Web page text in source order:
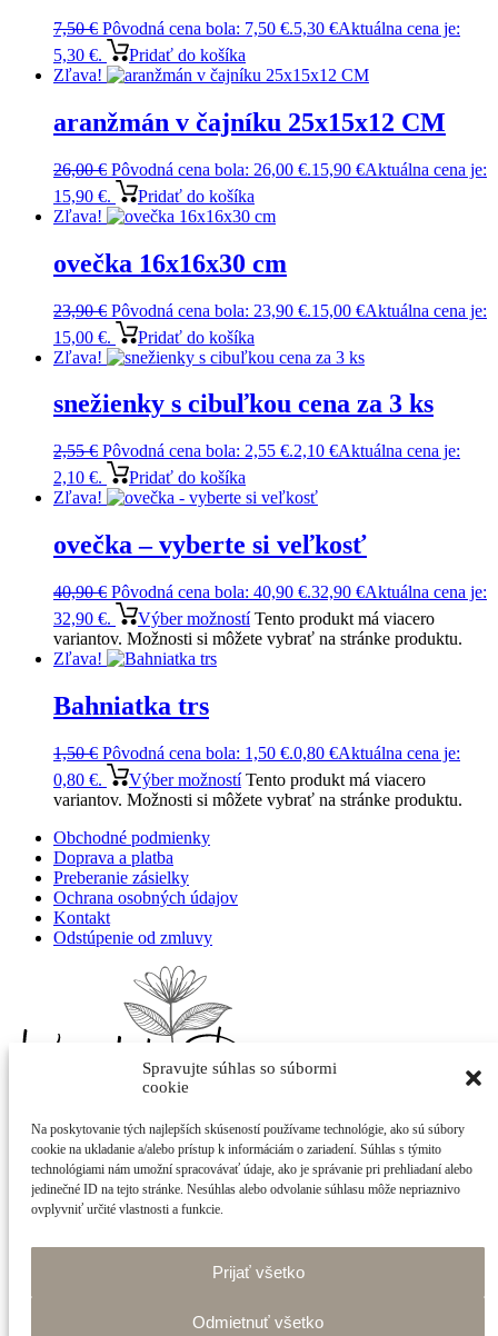
Spravujte súhlas so súbormi
cookie
Na poskytovanie tých najlepších skúseností používame technológie, ako sú súbory
cookie na ukladanie a/alebo prístup k informáciám o zariadení. Súhlas s týmito
technológiami nám umožní spracovávať údaje, ako je správanie pri prehliadaní alebo
jedinečné ID na tejto stránke. Nesúhlas alebo odvolanie súhlasu môže nepriaznivo
ovplyvniť určité vlastnosti a funkcie.
Prijať všetko
Odmietnuť všetko
7,50€ Pôvodná cena bola: 7,50 €.5,30 €Aktuálna cena je:
5,30 €.
Pridať do košíka
Zľava!
aranžmán v čajníku 25x15x12 CM
26,00€ Pôvodná cena bola: 26,00 €.15,90 €Aktuálna cena je:
15,90 €.
Pridať do košíka
Zľava!
ovečka 16x16x30 cm
23,90€ Pôvodná cena bola: 23,90 €.15,00 €Aktuálna cena je:
15,00 €.
Pridať do košíka
Zľava!
snežienky s cibuľkou cena za 3 ks
2,55€ Pôvodná cena bola: 2,55 €.2,10 €Aktuálna cena je:
2,10 €.
Pridať do košíka
Zľava!
ovečka – vyberte si veľkosť
40,90€ Pôvodná cena bola: 40,90 €.32,90 €Aktuálna cena je:
32,90 €.
Výber možností Tento produkt má viacero
variantov. Možnosti si môžete vybrať na stránke produktu.
Zľava!
Bahniatka trs
1,50€ Pôvodná cena bola: 1,50 €.0,80 €Aktuálna cena je:
0,80 €.
Výber možností Tento produkt má viacero
variantov. Možnosti si môžete vybrať na stránke produktu.
Obchodné podmienky
Doprava a platba
Preberanie zásielky
Ochrana osobných údajov
Kontakt
Odstúpenie od zmluvy
Adriana Kováčová - Kvietok
Cintorínska 400/21
922 10 Trebatice
+421 905 877 023
tomashalo.com